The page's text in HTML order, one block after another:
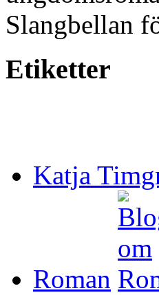
Slangbellan
Etiketter
Katja
Roman